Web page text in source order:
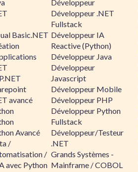
Basic.NET
avancé
Avancé
/
/
avec Python
Développeur
Développeur .NET
Fullstack
Développeur IA
Reactive (Python)
Développeur Java
Développeur
Javascript
Développeur Mobile
Développeur PHP
Développeur Python
Fullstack
Développeur/Testeur
.NET
Grands Systèmes -
Mainframe / COBOL